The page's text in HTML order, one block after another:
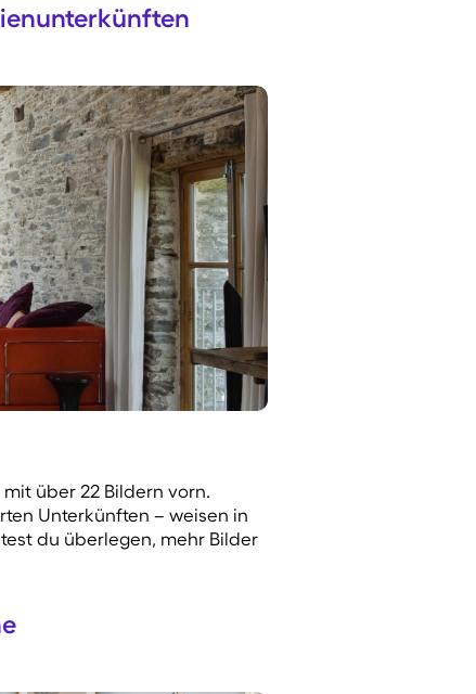
mit über 22 Bildern vorn.
Unterkünften – weisen in
du überlegen, mehr Bilder